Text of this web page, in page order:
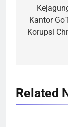
pos
Kantor
Korupsi
Related